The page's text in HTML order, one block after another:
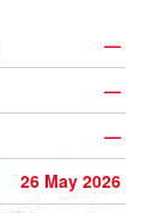
—
—
—
26 May 2026